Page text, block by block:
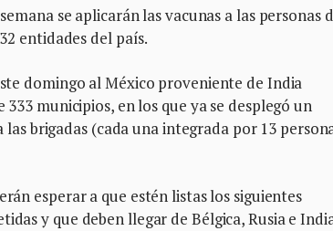
se aplicarán las vacunas a las personas
entidades del país.
domingo al México proveniente de India
municipios, en los que ya se desplegó un
brigadas (cada una integrada por 13
esperar a que estén listas los siguientes
y que deben llegar de Bélgica, Rusia e